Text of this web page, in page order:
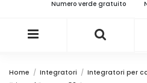
Numero verde gratuito
Home Integratori
Integratori per